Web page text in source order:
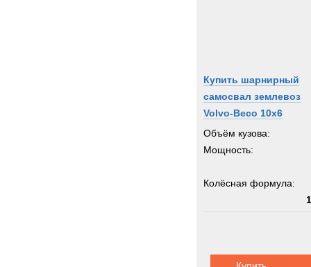
Купить шарнирный
самосвал землевоз
Volvo-Beco 10x6
Объём кузова:
Мощность:
Колёсная формула: